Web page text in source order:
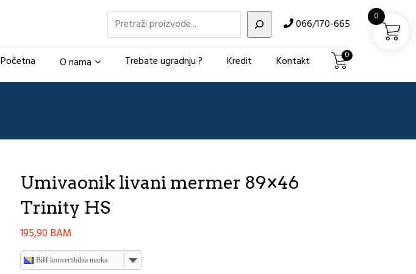
Pretraži 066/170-665
Početna O nama Trebate ugradnju ? Kredit Kontakt 0
Umivaonik livani mermer 89×46
Trinity HS
195,90 BAM
BiH konvertibilna marka
0